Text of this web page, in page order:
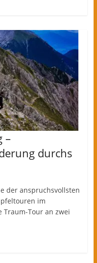
–
durchs
der anspruchsvollsten
im
Traum-Tour an zwei